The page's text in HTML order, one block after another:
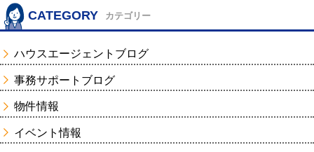
CATEGORY カテゴリー
ハウスエージェントブログ
事務サポートブログ
物件情報
イベント情報